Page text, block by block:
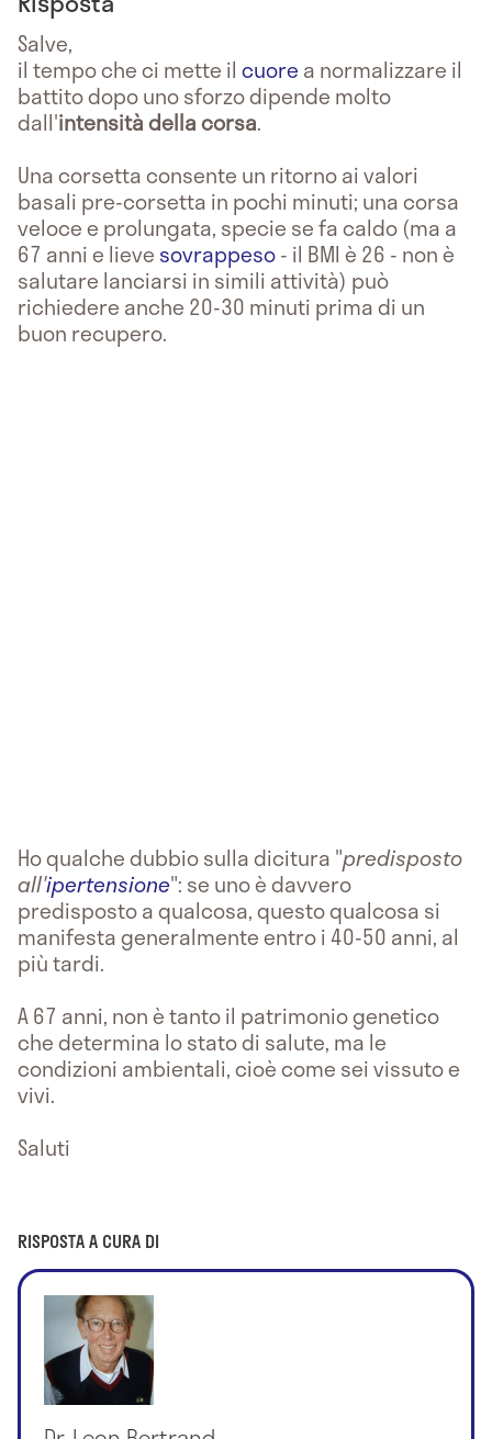
Salve,
il tempo che ci mette il cuore a normalizzare il
battito dopo uno sforzo dipende molto
dall'intensità della corsa.
Una corsetta consente un ritorno ai valori
basali pre-corsetta in pochi minuti; una corsa
veloce e prolungata, specie se fa caldo (ma a
67 anni e lieve sovrappeso- il BMI è 26 - non è
salutare lanciarsi in simili attività) può
richiedere anche 20-30 minuti prima di un
buon recupero.
Ho qualche dubbio sulla dicitura "predisposto
all'ipertensione": se uno è davvero
predisposto a qualcosa, questo qualcosa si
manifesta generalmente entro i 40-50 anni, al
più tardi.
A 67 anni, non è tanto il patrimonio genetico
che determina lo stato di salute, ma le
condizioni ambientali, cioè come sei vissuto e
vivi.
Saluti
RISPOSTA A CURA DI